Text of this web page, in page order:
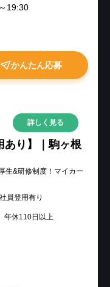
19:30
かんたん応募
詳しく見る
あり】｜駒ヶ根
生&研修制度！マイカー
員登用有り
年休110日以上